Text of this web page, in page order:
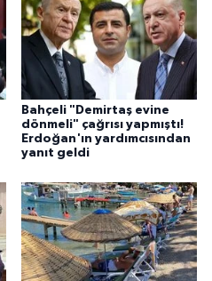
Bahçeli "Demirtaş evine
dönmeli" çağrısı yapmıştı!
Erdoğan'ın yardımcısından
yanıt geldi